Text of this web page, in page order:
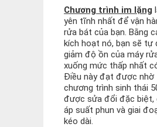
Chương trình im lặng
yên tĩnh nhất để vận
rửa bát của bạn. Bằng
kích hoạt nó, bạn sẽ tự
giảm độ ồn của máy
xuống mức thấp nhất
Điều này đạt được nhờ
chương trình sinh thái
được sửa đổi đặc biệt,
áp suất phun và giai
kéo dài.